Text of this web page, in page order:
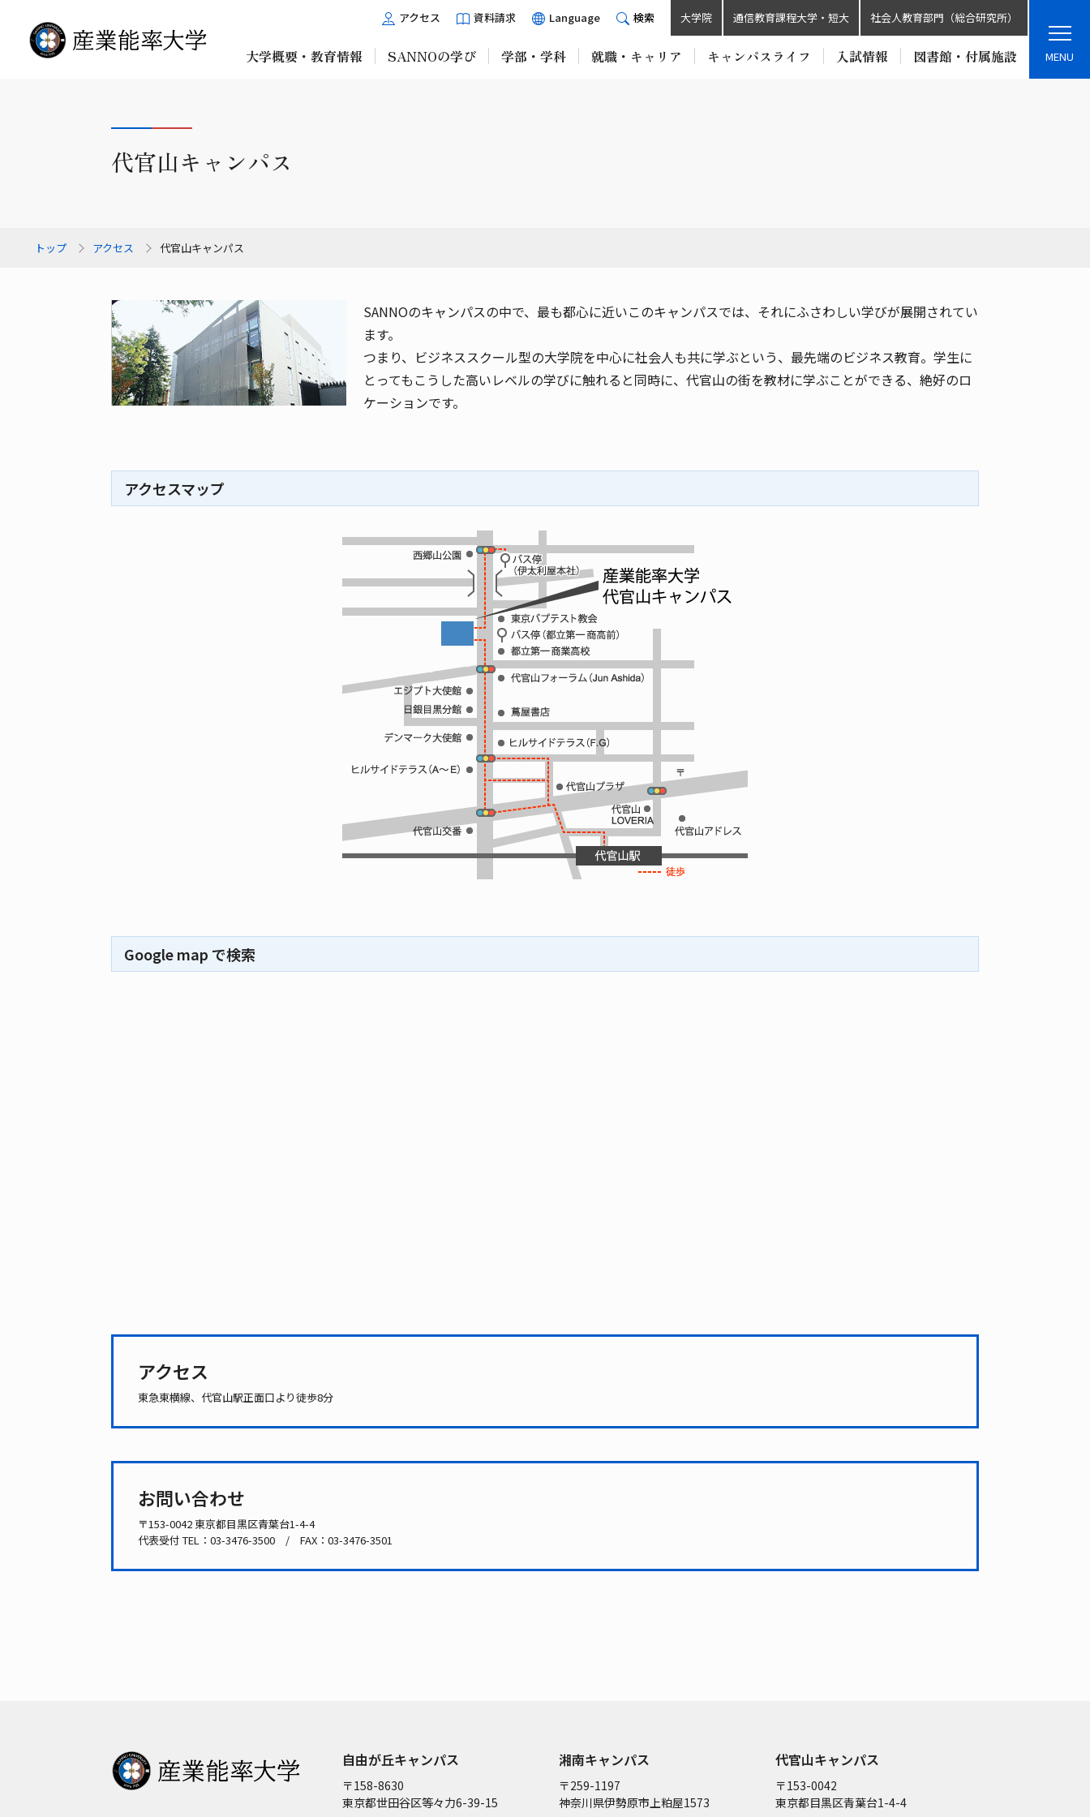
アクセス 資料請求 Language 検索 大学院 通信教育課程大学・短大 社会人教育部門（総合研究所）
大学概要・教育情報 SANNOの学び 学部・学科 就職・キャリア キャンパスライフ 入試情報 図書館・付属施設 MENU
代官山キャンパス
トップ アクセス 代官山キャンパス
SANNOのキャンパスの中で、最も都心に近いこのキャンパスでは、それにふさわしい学びが展開されてい
ます。
つまり、ビジネススクール型の大学院を中心に社会人も共に学ぶという、最先端のビジネス教育。学生に
とってもこうした高いレベルの学びに触れると同時に、代官山の街を教材に学ぶことができる、絶好のロ
ケーションです。
アクセスマップ
Google map で検索
アクセス
東急東横線、代官山駅正面口より徒歩8分
お問い合わせ
〒153-0042 東京都目黒区青葉台1-4-4
代表受付 TEL： 03-3476-3500 / FAX：03-3476-3501
自由が丘キャンパス
〒158-8630
東京都世田谷区等々力6-39-15
湘南キャンパス
〒259-1197
神奈川県伊勢原市上粕屋1573
代官山キャンパス
〒153-0042
東京都目黒区青葉台1-4-4